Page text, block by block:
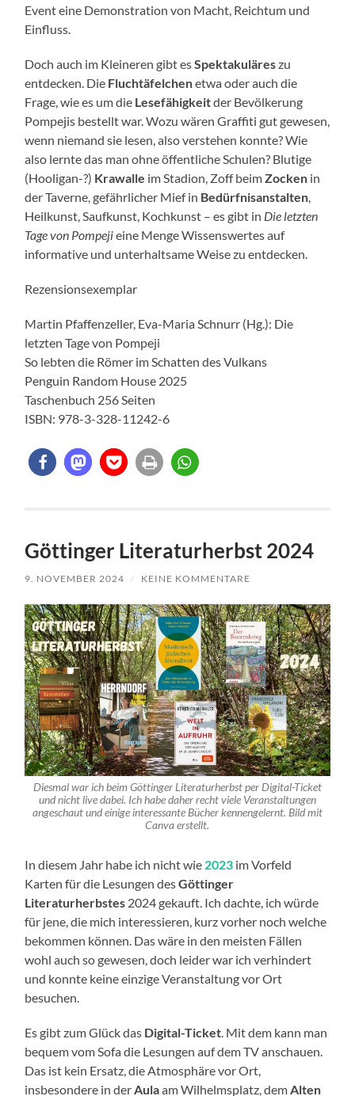
Event eine Demonstration von Macht, Reichtum und
Einfluss.
Doch auch im Kleineren gibt esSpektakuläreszu
entdecken. Die Fluchtäfelchenetwa oder auch die
Frage, wie es um die Lesefähigkeitder Bevölkerung
Pompejis bestellt war. Wozu wären Graffiti gut gewesen,
wenn niemand sie lesen, also verstehen konnte? Wie
also lernte das man ohne öffentliche Schulen? Blutige
(Hooligan-?) Krawalle im Stadion, Zoff beimZocken in
der Taverne, gefährlicher Mief in Bedürfnisanstalten,
Heilkunst, Saufkunst, Kochkunst – es gibt in Die letzten
Tage von Pompejieine Menge Wissenswertes auf
informative und unterhaltsame Weise zu entdecken.
Rezensionsexemplar
Martin Pfaffenzeller, Eva-Maria Schnurr (Hg.): Die
letzten Tage von Pompeji
So lebten die Römer im Schatten des Vulkans
Penguin Random House 2025
Taschenbuch 256 Seiten
ISBN: 978-3-328-11242-6
Göttinger Literaturherbst 2024
9. NOVEMBER 2024 / KEINE KOMMENTARE
Diesmal war ich beim Göttinger Literaturherbst per Digital-Ticket
und nicht live dabei. Ich habe daher recht viele Veranstaltungen
angeschaut und einige interessante Bücher kennengelernt. Bild mit
Canva erstellt.
In diesem Jahr habe ich nicht wie 2023 im Vorfeld
Karten für die Lesungen desGöttinger
Literaturherbstes 2024 gekauft. Ich dachte, ich würde
für jene, die mich interessieren, kurz vorher noch welche
bekommen können. Das wäre in den meisten Fällen
wohl auch so gewesen, doch leider war ich verhindert
und konnte keine einzige Veranstaltung vor Ort
besuchen.
Es gibt zum Glück das Digital-Ticket. Mit dem kann man
bequem vom Sofa die Lesungen auf dem TV anschauen.
Das ist kein Ersatz, die Atmosphäre vor Ort,
insbesondere in derAulaam Wilhelmsplatz, demAlten